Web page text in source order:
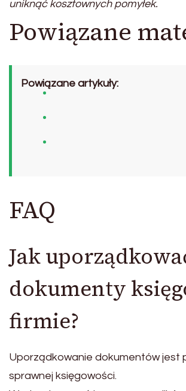
uniknąć kosztownych pomyłek.
Powiązane
Powiązane artykuły:
FAQ
Jak
dokumenty
firmie?
Uporządkowanie dokumentów jest
sprawnej księgowości.